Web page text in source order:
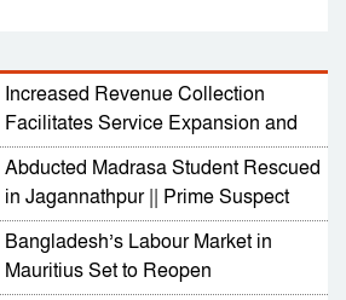
Increased Revenue Collection
Facilitates Service Expansion and
Development
Abducted Madrasa Student Rescued
in Jagannathpur || Prime Suspect
Arrested
Bangladesh’s Labour Market in
Mauritius Set to Reopen